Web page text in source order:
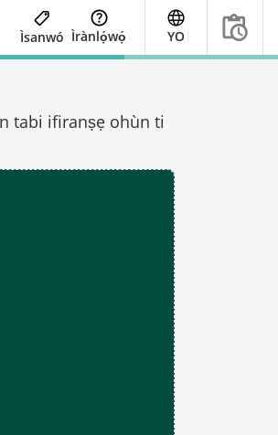
Ìsanwó Ìrànlọ́wọ́ YO
tabi ifiranṣẹ ohùn ti